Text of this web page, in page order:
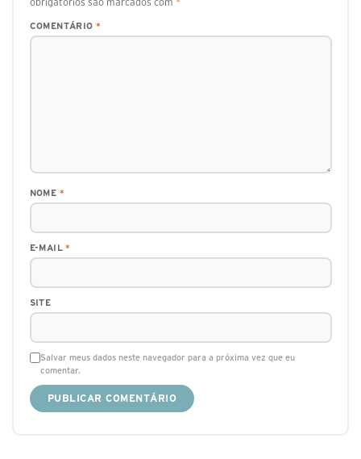
COMENTÁRIO *
NOME *
E-MAIL*
SITE
Salvar meus dados neste navegador para a próxima vez que eu
comentar.